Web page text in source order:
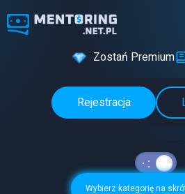
Zostań Premium
Rejestracja
Wybierz kategorię na